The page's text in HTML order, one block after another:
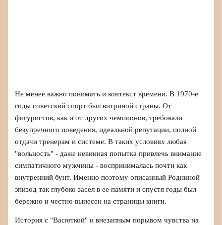
Не менее важно понимать и контекст времени. В 1970-е
годы советский спорт был витриной страны. От
фигуристов, как и от других чемпионов, требовали
безупречного поведения, идеальной репутации, полной
отдачи тренерам и системе. В таких условиях любая
"вольность" - даже невинная попытка привлечь внимание
симпатичного мужчины - воспринималась почти как
внутренний бунт. Именно поэтому описанный Родниной
эпизод так глубоко засел в ее памяти и спустя годы был
бережно и честно вынесен на страницы книги.
История с "Васюткой" и внезапным порывом чувства на